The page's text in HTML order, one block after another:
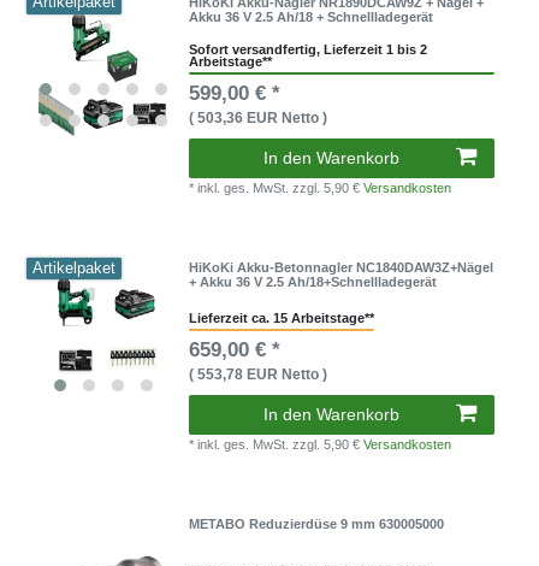
Akku 36 V 2.5 Ah/18 + Schnellladegerät
Sofort versandfertig, Lieferzeit 1 bis 2
Arbeitstage**
599,00 € *
( 503,36 EUR Netto )
In den Warenkorb
* inkl. ges. MwSt.zzgl. 5,90 €Versandkosten
Artikelpaket
HiKoKi Akku-Betonnagler NC1840DAW3Z+Nägel
+ Akku 36 V 2.5 Ah/18+Schnellladegerät
Lieferzeit ca. 15 Arbeitstage**
659,00 € *
( 553,78 EUR Netto )
In den Warenkorb
* inkl. ges. MwSt.zzgl. 5,90 €Versandkosten
METABO Reduzierdüse 9 mm 630005000